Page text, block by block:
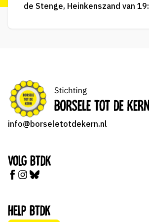
de Stenge, Heinkenszand van
info@borseletotdekern.nl
Volg BTDK
Help BTDK